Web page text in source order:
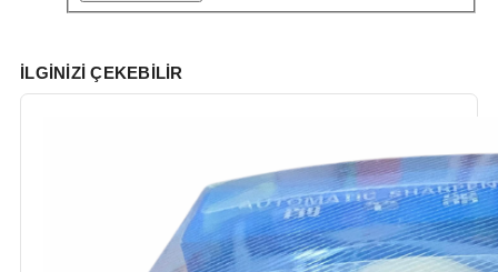
İLGINIZI ÇEKEBILIR